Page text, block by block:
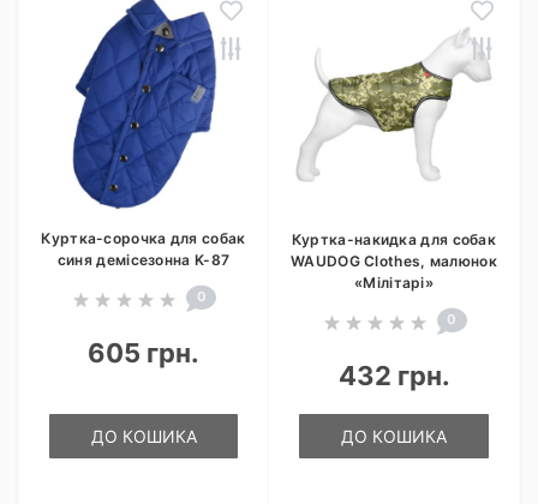
Куртка-сорочка для собак
синя демісезонна K-87
0
605 грн.
ДО КОШИКА
Куртка-накидка для собак
WAUDOG Clothes, малюнок
«Мілітарі»
0
432 грн.
ДО КОШИКА